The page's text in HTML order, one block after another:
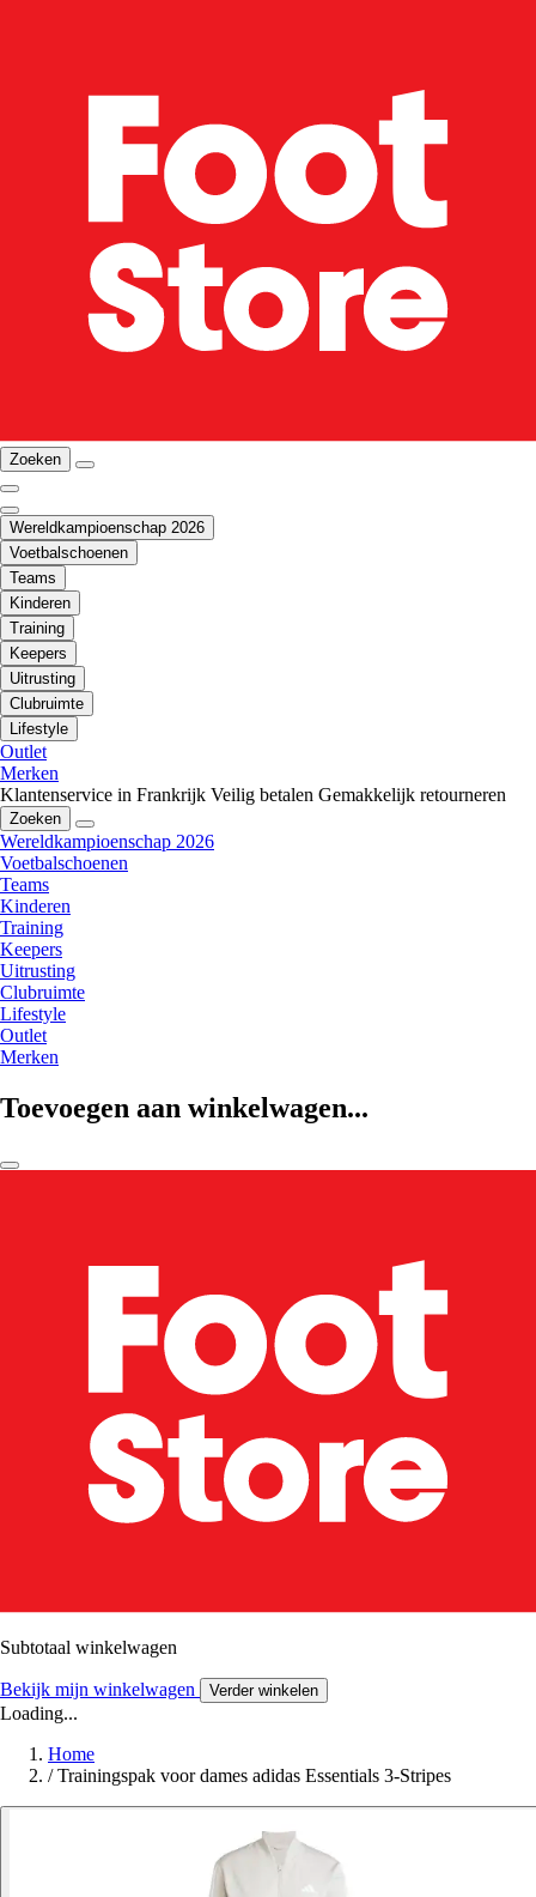
Zoeken
Wereldkampioenschap 2026
Voetbalschoenen
Teams
Kinderen
Training
Keepers
Uitrusting
Clubruimte
Lifestyle
Outlet
Merken
Klantenservice in Frankrijk Veilig betalen Gemakkelijk retourneren
Zoeken
Wereldkampioenschap 2026
Voetbalschoenen
Teams
Kinderen
Training
Keepers
Uitrusting
Clubruimte
Lifestyle
Outlet
Merken
Toevoegen aan winkelwagen...
Subtotaal winkelwagen
Bekijk mijn winkelwagen Verder winkelen
Loading...
Home
/ Trainingspak voor dames adidas Essentials 3-Stripes